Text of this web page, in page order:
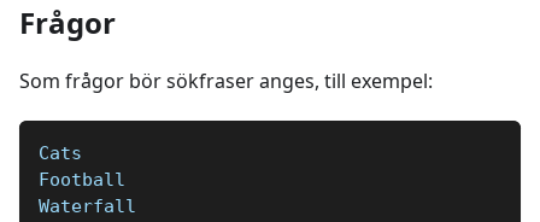
Frågor
Som frågor bör sökfraser anges, till exempel:
Cats
Football
Waterfall